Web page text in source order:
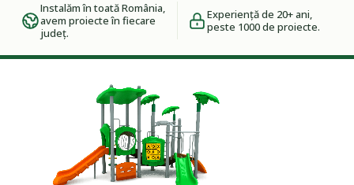
Instalăm în toată România,
avem proiecte în fiecare
județ.
Experiență de 20+ ani,
peste 1000 de proiecte.